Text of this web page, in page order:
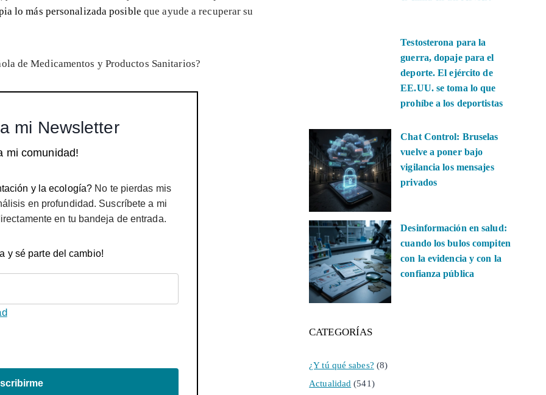
lo más personalizada posible que ayude a recuperar su
de Medicamentos y Productos Sanitarios?
mi Newsletter
mi comunidad!
y la ecología? No te pierdas mis
en profundidad. Suscríbete a mi
en tu bandeja de entrada.
y sé parte del cambio!
Testosterona para la
guerra, dopaje para el
deporte. El ejército de
EE.UU. se toma lo que
prohíbe a los deportistas
Chat Control: Bruselas
vuelve a poner bajo
vigilancia los mensajes
privados
Desinformación en salud:
cuando los bulos compiten
con la evidencia y con la
confianza pública
CATEGORÍAS
¿Y tú qué sabes? (8)
Actualidad (541)